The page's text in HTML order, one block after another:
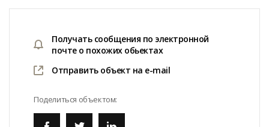
Получать сообщения по электронной
почте о похожих обьектах
Отправить объект на e-mail
Поделиться объектом: